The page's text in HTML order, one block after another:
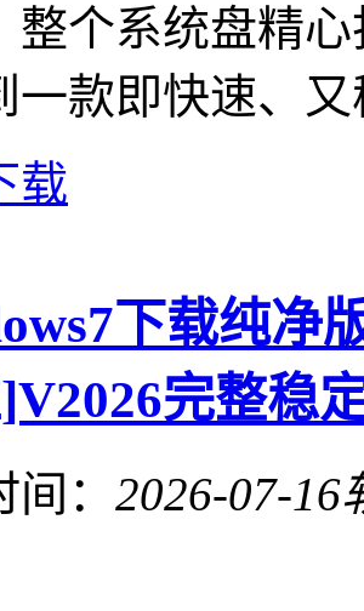
整个系统盘精
一款即快速、
载
下载纯净
完整稳
： 2026-07-16